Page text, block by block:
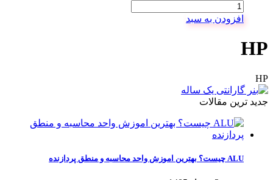
افزودن به سبد
HP
HP
جدید ترین مقالات
ALU چیست؟ بهترین اموزش واحد محاسبه و منطق پردازنده